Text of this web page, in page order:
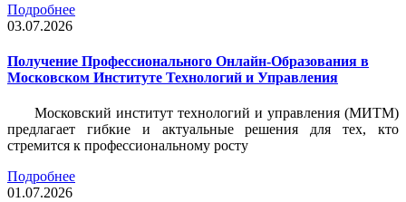
Подробнее
03.07.2026
Получение Профессионального Онлайн-Образования в
Московском Институте Технологий и Управления
Московский институт технологий и управления (МИТМ)
предлагает гибкие и актуальные решения для тех, кто
стремится к профессиональному росту
Подробнее
01.07.2026